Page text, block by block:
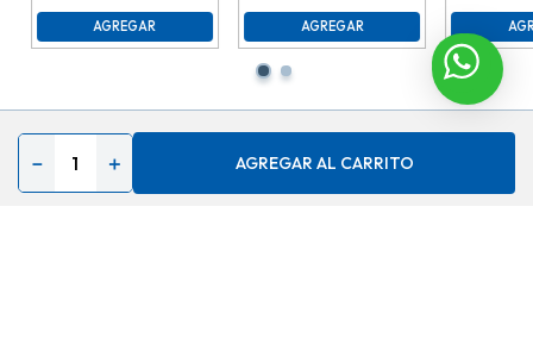
＋
－ AGREGAR AL CARRITO
AGREGAR AGREGAR
Contáctenos
Acerca de